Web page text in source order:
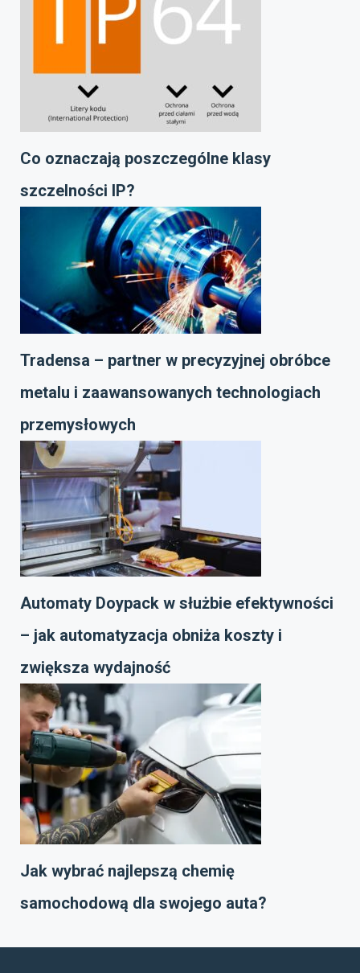
Co oznaczają poszczególne klasy
szczelności IP?
Tradensa – partner w precyzyjnej obróbce
metalu i zaawansowanych technologiach
przemysłowych
Automaty Doypack w służbie efektywności
– jak automatyzacja obniża koszty i
zwiększa wydajność
Jak wybrać najlepszą chemię
samochodową dla swojego auta?